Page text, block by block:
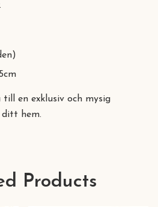
en exklusiv och mysig
ditt hem.
Products